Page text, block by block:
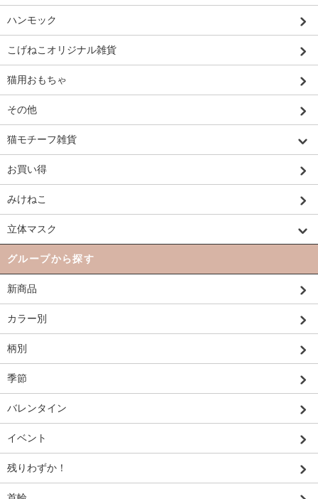
ハンモック
こげねこオリジナル雑貨
猫用おもちゃ
その他
猫モチーフ雑貨
お買い得
みけねこ
立体マスク
グループから探す
新商品
カラー別
柄別
季節
バレンタイン
イベント
残りわずか！